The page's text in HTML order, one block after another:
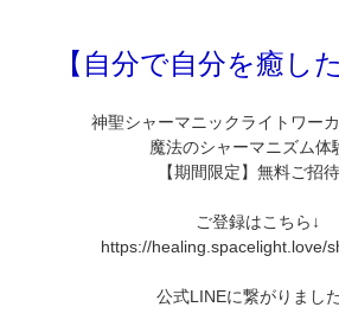
【自分で自分を癒し
神聖シャーマニックライトワー
魔法のシャーマニズム体
【期間限定】無料ご招待
ご登録はこちら↓
https://healing.spacelight.love/
公式LINEに繋がりまし